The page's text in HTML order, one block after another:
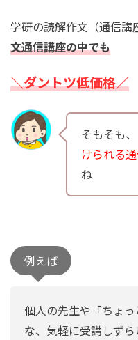
学研の読解作文（通信講
文通信講座の中でも
＼ダントツ低価格／
そもそも、
けられる
ね
例えば
個人の先生や「ちょ
な、気軽に受講しず